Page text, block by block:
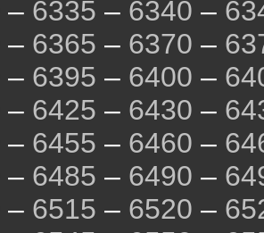
– 6335 – 6340 –
– 6365 – 6370 –
– 6395 – 6400 –
– 6425 – 6430 –
– 6455 – 6460 –
– 6485 – 6490 –
– 6515 – 6520 –